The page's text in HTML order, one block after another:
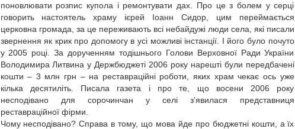
поновлювати розпис купола і ремонтувати дах. Про це з болем у серці
говорить настоятель храму ієрей Іоанн Сидор, цим переймається
церковна громада, за це переживають всі небайдужі люди села, які писали
звернення як крик про допомогу в усі можливі інстанції. І його було почуто
у 2005 році. За дорученням тодішнього Голови Верховної Ради України
Володимира Литвина у Держбюджеті 2006 року нарешті були передбачені
кошти – 3 млн грн – на реставраційні роботи, яких храм чекає ось уже
кілька десятиліть. Писала газета і про те, що восени 2006 року
несподівано для сорочинчан у селі з’явилася представниця
реставраційної фірми.
Чому несподівано? Справа в тому, що мова йде про бюджетні кошти, а їх